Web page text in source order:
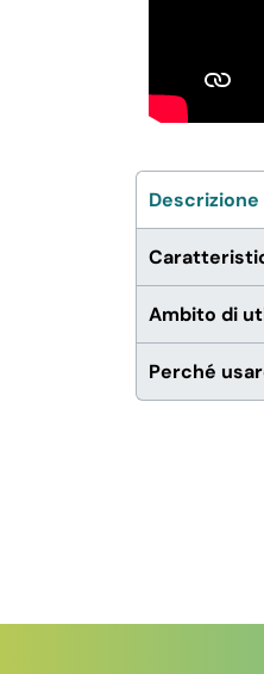
Ambito di
Perché